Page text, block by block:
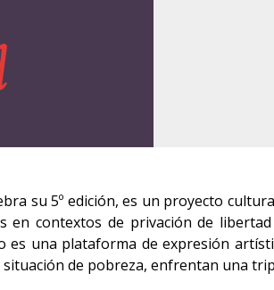
su 5º edición, es un proyecto
en contextos de privación de
es una plataforma de expresión
de pobreza, enfrentan una